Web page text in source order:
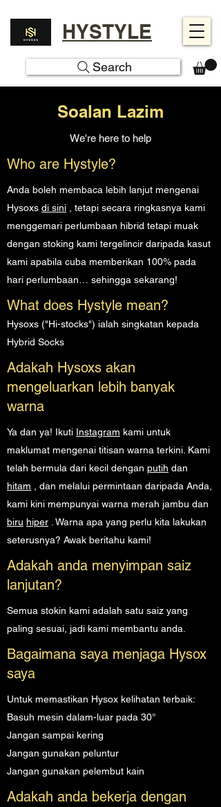
HYSTYLE
Search
Soalan Lazim
We're here to help
Who are Hystyle?
Anda boleh membaca lebih lanjut mengenai
Hysoxs di sini , tetapi secara ringkasnya kami
menggemari perlumbaan hibrid tetapi muak
dengan stoking kami tergelincir daripada kasut
kami apabila cuba memberikan 100% pada
hari perlumbaan… sehingga sekarang!
What does Hystyle mean?
Hysoxs ("Hi-stocks") ialah singkatan kepada
Hybrid Socks
Adakah Hysoxs akan
mengeluarkan lebih banyak
warna
Ya dan ya! Ikuti Instagram kami untuk
maklumat mengenai titisan warna terkini. Kami
telah bermula dari kecil dengan putih dan
hitam , dan melalui permintaan daripada Anda,
kami kini mempunyai warna merah jambu dan
biru hiper . Warna apa yang perlu kita lakukan
seterusnya? Awak beritahu kami!
Adakah anda menyimpan saiz
lanjutan?
Semua stokin kami adalah satu saiz yang
paling sesuai, jadi kami membantu anda.
Bagaimana saya menjaga Hysox
saya
Untuk memastikan Hysox kelihatan terbaik:
Basuh mesin dalam-luar pada 30°
Jangan sampai kering
Jangan gunakan peluntur
Jangan gunakan pelembut kain
Adakah anda bekerja dengan